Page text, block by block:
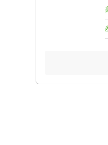
2.豊富な自費施術！
4.産後のお母さん
●根本原因を知っ